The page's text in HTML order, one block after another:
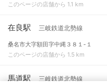
このページの店舗から 1.1 km
在良駅 三岐鉄道北勢線
桑名市大字額田字中縄３８１-１
このページの店舗から 1.5 km
馬道駅 三岐鉄道北勢線